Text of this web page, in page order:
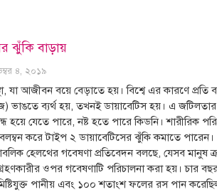
ঝুঁকি বাড়ায়
৪, ২০১৯
যা আজীবন বয়ে বেড়াতে হয়। বিশ্বে এর কারণে প্রতি
ভাঙতে ব্যর্থ হয়, তখনই ডায়াবেটিস হয়। এ জটিলতার
হয়ে যেতে পারে, নষ্ট হতে পারে কিডনি। শারীরিক
করে টাইপ ২ ডায়াবেটিসের ঝুঁকি কমাতে পারেন।
হেলথের গবেষণা প্রতিবেদন বলছে, যেসব
ওপর গবেষণাটি পরিচালনা করা হয়। চার
পানীয় এবং ১০০ শতাংশ ফলের রস পান